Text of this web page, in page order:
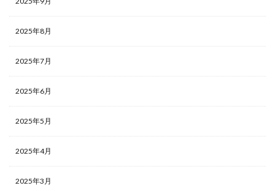
2025年8月
2025年7月
2025年6月
2025年5月
2025年4月
2025年3月